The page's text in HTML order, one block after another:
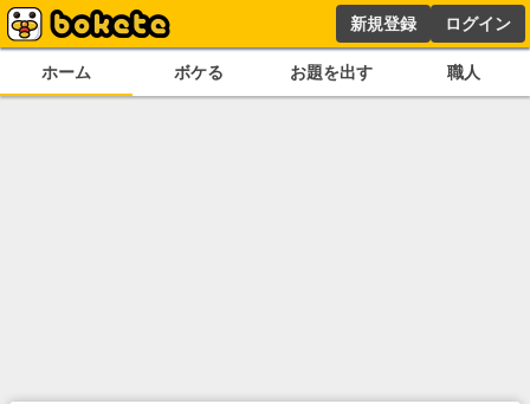
新規登録 ログイン
ホーム ボケる お題を出す 職人